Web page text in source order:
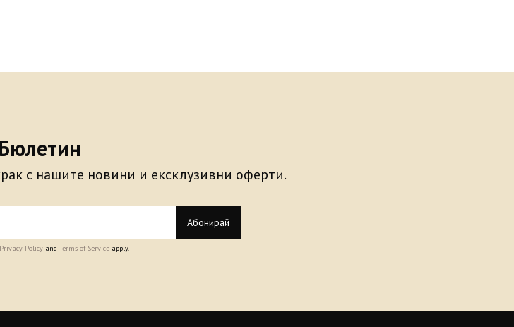
Бюлетин
с нашите новини и ексклузивни оферти.
Абонирай
Privacy Policy and Terms of Service apply.